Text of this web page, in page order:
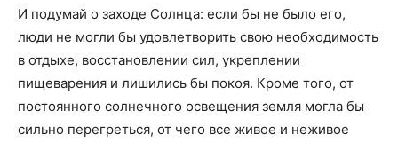
И подумай о заходе Солнца: если бы не было его,
люди не могли бы удовлетворить свою необходимость
в отдыхе, восстановлении сил, укреплении
пищеварения и лишились бы покоя. Кроме того, от
постоянного солнечного освещения земля могла бы
сильно перегреться, от чего все живое и неживое